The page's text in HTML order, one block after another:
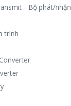
- Bộ phát/nhận
trình